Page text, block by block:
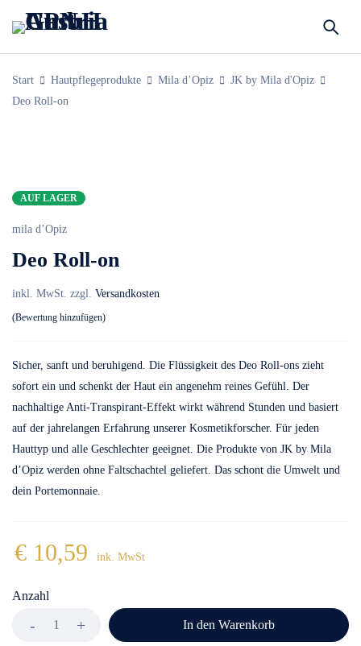
Start Hautpflegeprodukte Mila d’Opiz
JK by Mila d'Opiz
Deo Roll-on
AUF LAGER
mila d’Opiz
Deo Roll-on
inkl. MwSt. zzgl. Versandkosten
Bewertung hinzufügen
Sicher, sanft und beruhigend. Die Flüssigkeit des Deo Roll-ons zieht
sofort ein und schenkt der Haut ein angenehm reines Gefühl. Der
nachhaltige Anti-Transpirant-Effekt wirkt während Stunden und basiert
auf der jahrelangen Erfahrung unserer Kosmetikforscher. Für jeden
Hauttyp und alle Geschlechter geeignet. Die Produkte von JK by Mila
d’Opiz werden ohne Faltschachtel geliefert. Das schont die Umwelt und
dein Portemonnaie.
€ 10,59 ink. MwSt
Anzahl
In den Warenkorb